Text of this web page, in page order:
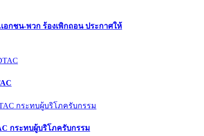
อกชน-พวก ร้องเพิกถอน ประกาศให้
กระทบผู้บริโภครับกรรม